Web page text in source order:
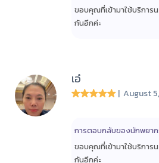
ขอบคุณที่เข้ามาใช้บริการน
กันอีกค่ะ
เอ๋
| August
การตอบกลับของนักพยา
ขอบคุณที่เข้ามาใช้บริการน
กันอีกค่ะ